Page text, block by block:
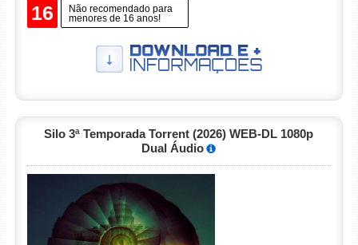
16
Não recomendado para
menores de 16 anos!
Silo 3ª Temporada Torrent (2026) WEB-DL 1080p
Dual Áudio